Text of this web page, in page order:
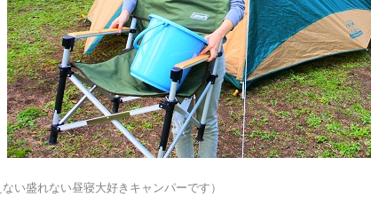
ない盛れない昼寝大好きキャンパーです）